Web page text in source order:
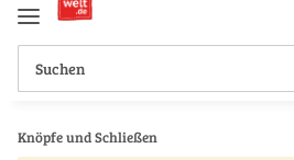
Knöpfe und Schließen